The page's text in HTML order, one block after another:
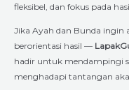
fleksibel, dan fokus pada
Jika Ayah dan Bunda ingin
berorientasi hasil —
hadir untuk mendampingi
menghadapi tantangan